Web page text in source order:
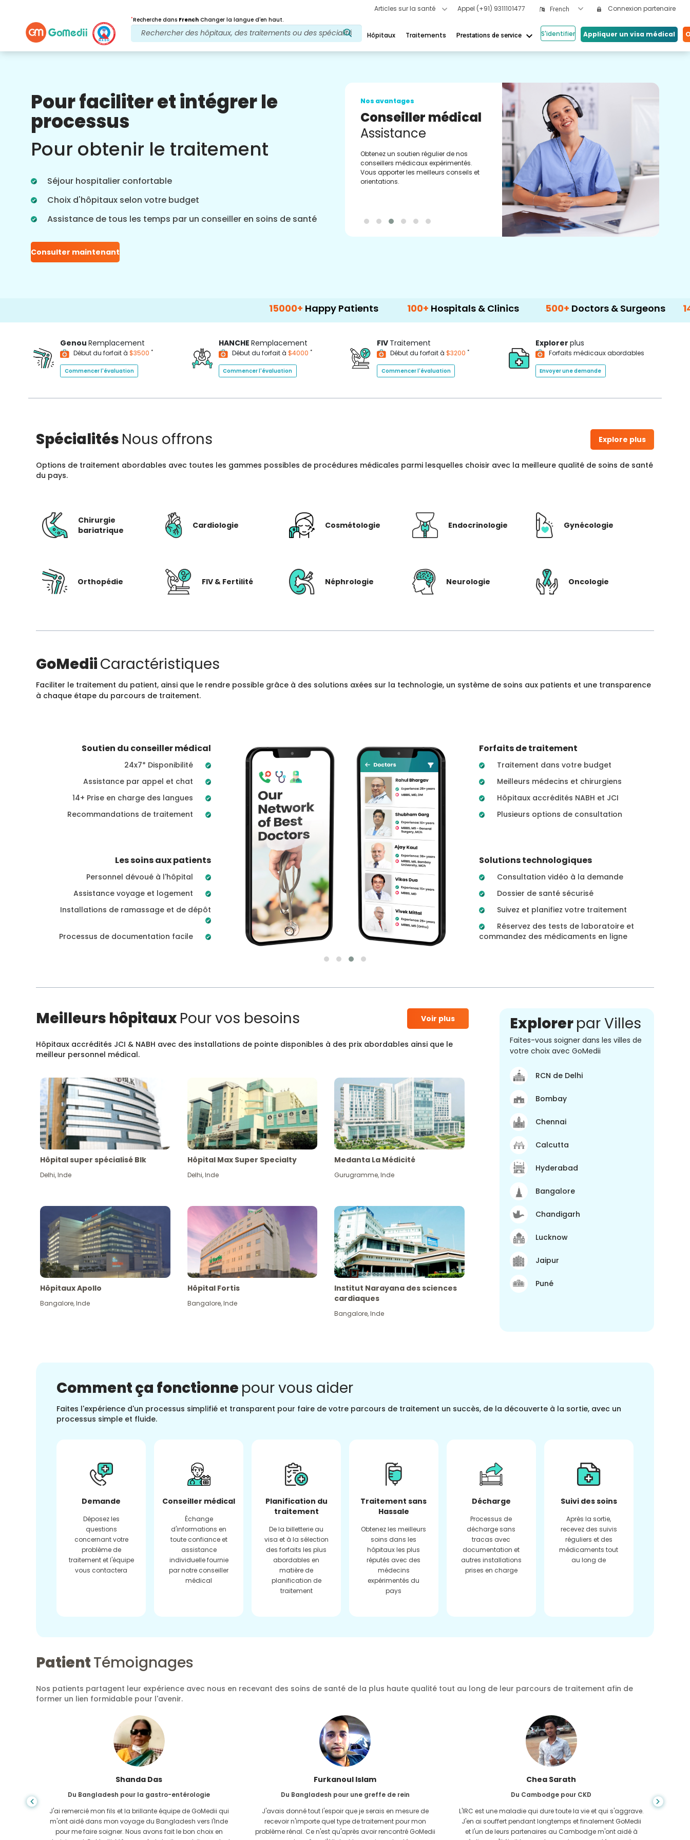
Articles sur la santé Appel (+91) 9311101477 French Connexion partenaire
*Recherche dans French Changer la langue d'en haut.
Hôpitaux Traitements Prestations de service keyboard_arrow_down S'identifier Appliquer un visa médical
Pour faciliter et intégrer le
processus
Pour obtenir le traitement
Séjour hospitalier confortable
Choix d'hôpitaux selon votre budget
Assistance de tous les temps par un conseiller en soins de santé
Consulter maintenant
Nos avantages
Après traitement
Suivi des soins
Bénéficiez d'une assistance médicale et
vos problèmes à tout moment. Mises à
traitement.
Nos avantages
Conseiller médical
Assistance
Obtenez un soutien régulier de nos
conseillers médicaux expérimentés.
Vous apporter les meilleurs conseils et
orientations.
Happy Patients 100+ Hospitals & Clinics 500+ Doctors & Surgeons 14+
Genou Remplacement
Début du forfait à $3500 *
Commencer l'évaluation
HANCHE Remplacement
Début du forfait à $4000 *
Commencer l'évaluation
FIV Traitement
Début du forfait à $3200 *
Commencer l'évaluation
Explorer plus
Forfaits médicaux abordables
Envoyer une demande
Spécialités Nous offrons Explore plus
Options de traitement abordables avec toutes les gammes possibles de procédures médicales parmi lesquelles choisir avec la meilleure qualité de soins de santé
du pays.
Chirurgie
bariatrique
Cardiologie Cosmétologie Endocrinologie Gynécologie
Orthopédie FIV & Fertilité Néphrologie Neurologie Oncologie
GoMediiCaractéristiques
Faciliter le traitement du patient, ainsi que le rendre possible grâce à des solutions axées sur la technologie, un système de soins aux patients et une transparence
à chaque étape du parcours de traitement.
Soutien du conseiller médical
24x7* Disponibilité
Assistance par appel et chat
14+ Prise en charge des langues
Recommandations de traitement
Les soins aux patients
Personnel dévoué à l'hôpital
Assistance voyage et logement
Installations de ramassage et de dépôt
Processus de documentation facile
Forfaits de traitement
Traitement dans votre budget
Meilleurs médecins et chirurgiens
Hôpitaux accrédités NABH et JCI
Plusieurs options de consultation
Solutions technologiques
Consultation vidéo à la demande
Dossier de santé sécurisé
Suivez et planifiez votre traitement
Réservez des tests de laboratoire et
commandez des médicaments en ligne
Meilleurs hôpitauxPour vos besoins Voir plus
Hôpitaux accrédités JCI & NABH avec des installations de pointe disponibles à des prix abordables ainsi que le
meilleur personnel médical.
Hôpital super spécialisé Blk
Delhi,Inde
Hôpital Max Super Specialty
Delhi,Inde
Medanta La Médicité
Gurugramme,Inde
Hôpitaux Apollo
Bangalore,Inde
Hôpital Fortis
Bangalore,Inde
Institut Narayana des sciences
cardiaques
Bangalore,Inde
Explorerpar Villes
Faites-vous soigner dans les villes de
votre choix avec GoMedii
RCN de Delhi
Bombay
Chennai
Calcutta
Hyderabad
Bangalore
Chandigarh
Lucknow
Jaipur
Puné
Comment ça fonctionne pour vous aider
Faites l'expérience d'un processus simplifié et transparent pour faire de votre parcours de traitement un succès, de la découverte à la sortie, avec un
processus simple et fluide.
Demande
Déposez les
questions
concernant votre
problème de
traitement et l'équipe
vous contactera
Conseiller médical
Échange
d'informations en
toute confiance et
assistance
individuelle fournie
par notre conseiller
médical
Planification du
traitement
De la billetterie au
visa et à la sélection
des forfaits les plus
abordables en
matière de
planification de
traitement
Traitement sans
Hassale
Obtenez les meilleurs
soins dans les
hôpitaux les plus
réputés avec des
médecins
expérimentés du
pays
Décharge
Processus de
décharge sans
tracas avec
documentation et
autres installations
prises en charge
Suivi des soins
Après la sortie,
recevez des suivis
réguliers et des
médicaments tout
au long de
PatientTémoignages
Nos patients partagent leur expérience avec nous en recevant des soins de santé de la plus haute qualité tout au long de leur parcours de traitement afin de
former un lien formidable pour l'avenir.
Shanda Das
Du Bangladesh pour la gastro-entérologie
J'ai remercié mon fils et la brillante équipe de GoMedii qui
m'ont aidé dans mon voyage du Bangladesh vers l'Inde
pour me faire soigner. Nous avons fait le bon choix en
Furkanoul Islam
Du Bangladesh pour une greffe de rein
J'avais donné tout l'espoir que je serais en mesure de
recevoir n'importe quel type de traitement pour mon
problème rénal. Ce n'est qu'après avoir rencontré GoMedii
Chea Sarath
Du Cambodge pour CKD
L'IRC est une maladie qui dure toute la vie et qui s'aggrave.
J'en ai souffert pendant longtemps et finalement GoMedii
et l'un de leurs partenaires au Cambodge m'ont aidé à